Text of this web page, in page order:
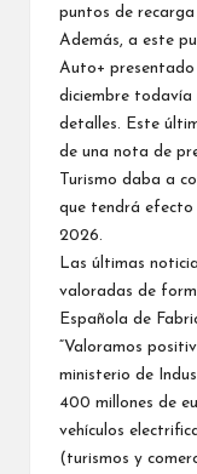
puntos de recarga
Además, a este
Auto+
diciembre todavía
detalles. Este
de una nota de
Turismo daba a
que tendrá efecto
2026.
Las últimas
valoradas de
Española de
“Valoramos
ministerio de
400 millones de
vehículos
(turismos y